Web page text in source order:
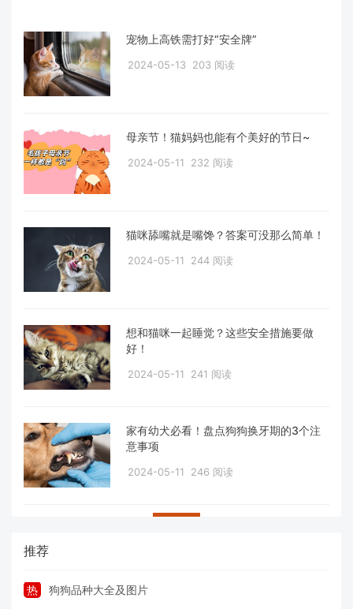
宠物上高铁需打好“安全牌”
2024-05-13 203 阅读
母亲节！猫妈妈也能有个美好的节日~
2024-05-11 232 阅读
猫咪舔嘴就是嘴馋？答案可没那么简单！
2024-05-11 244 阅读
想和猫咪一起睡觉？这些安全措施要做
好！
2024-05-11 241 阅读
家有幼犬必看！盘点狗狗换牙期的3个注
意事项
2024-05-11 246 阅读
推荐
热 狗狗品种大全及图片